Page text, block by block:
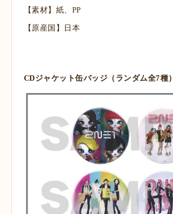
【素材】紙、PP
【原産国】日本
CDジャケット缶バッジ（ランダム全7種）